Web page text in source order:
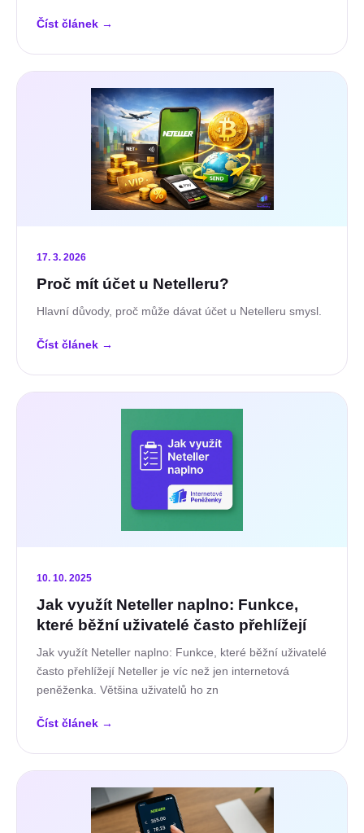
Číst článek →
17. 3. 2026
Proč mít účet u Netelleru?
Hlavní důvody, proč může dávat účet u Netelleru smysl.
Číst článek →
10. 10. 2025
Jak využít Neteller naplno: Funkce,
které běžní uživatelé často přehlížejí
Jak využít Neteller naplno: Funkce, které běžní uživatelé
často přehlížejí Neteller je víc než jen internetová
peněženka. Většina uživatelů ho zn
Číst článek →